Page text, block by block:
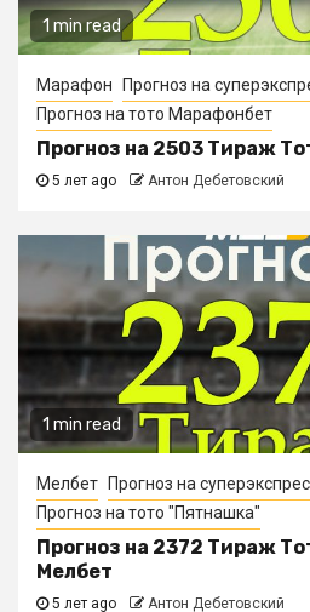
1 min read
Марафон
Прогноз на
Прогноз на тото Марафонбет
Прогноз на 2503 Тираж
5 лет ago Антон Дебетовский
1 min read
Мелбет
Прогноз на
Прогноз на тото "Пятнашка"
Прогноз на 2372 Тираж
Мелбет
5 лет ago Антон Дебетовский